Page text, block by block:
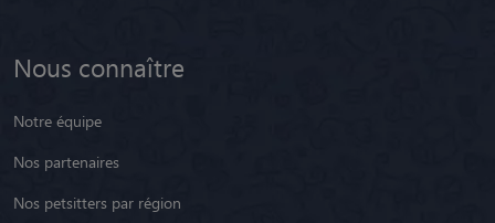
Nous connaître
Notre équipe
Nos partenaires
Nos petsitters par région